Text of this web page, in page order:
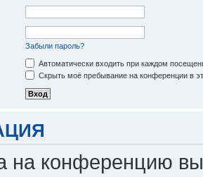
Забыли пароль?
Автоматически входить при каждом
Скрыть моё пребывание на конференции в
на конференцию